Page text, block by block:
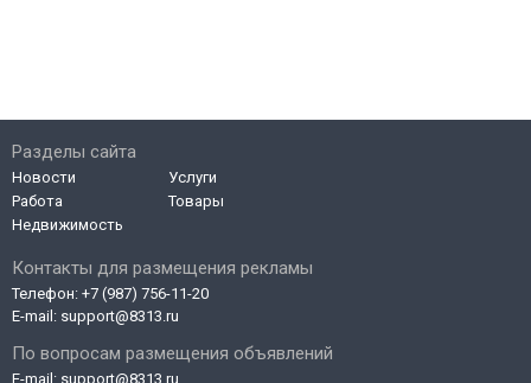
Контакты для размещения рекламы
Телефон: +7 (987) 756-11-20
E-mail: support@8313.ru
По вопросам размещения объявлений
E-mail: support@8313.ru
Разделы сайта
Новости
Работа
Недвижимость
Услуги
Товары